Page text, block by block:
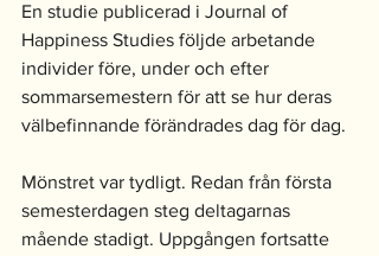
En studie publicerad i Journal of
Happiness Studies följde arbetande
individer före, under och efter
sommarsemestern för att se hur deras
välbefinnande förändrades dag för dag.
Mönstret var tydligt. Redan från första
semesterdagen steg deltagarnas
mående stadigt. Uppgången fortsatte